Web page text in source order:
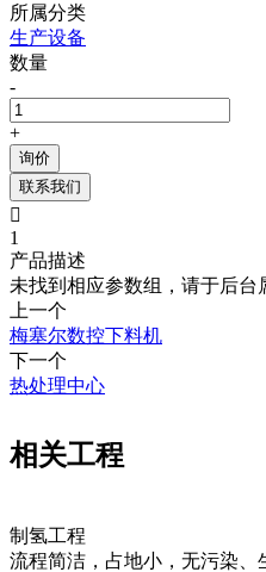
所属分类
生产设备
数量
-
+
询价
联系我们

1
产品描述
未找到相应参数组，请于后台
上一个
梅塞尔数控下料机
下一个
热处理中心
相关工程
制氢工程
流程简洁，占地小，无污染